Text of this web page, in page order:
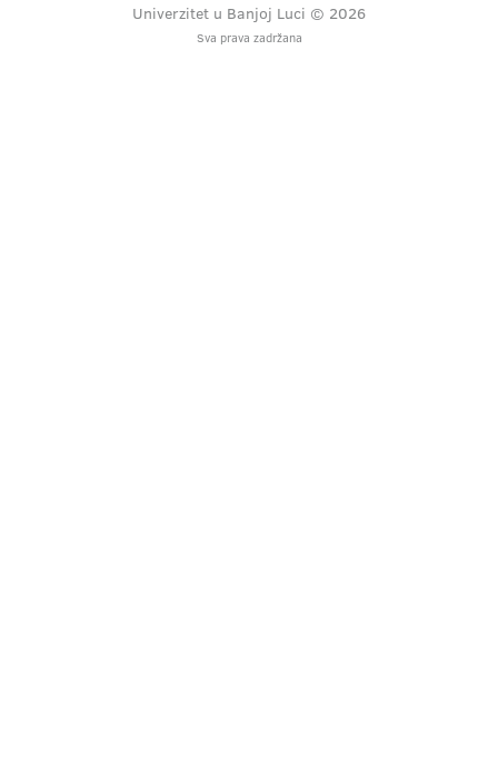
Univerzitet u Banjoj Luci © 2026
Sva prava zadržana